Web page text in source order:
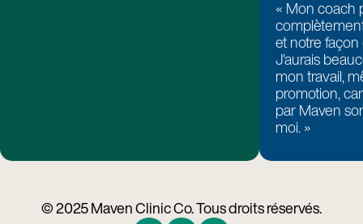
« Mon coach
et notre façon
J'aurais
mon travail,
promotion,
par Maven
moi. »
© 2025 Maven Clinic Co. Tous droits réservés.